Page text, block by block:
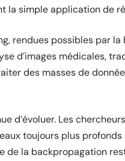
la simple application de
rendues possibles par
d’images médicales,
des masses de
d’évoluer. Les
toujours plus
de la backpropagation